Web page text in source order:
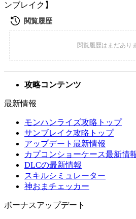
ンブレイク】
攻略コンテンツ
最新情報
モンハンライズ攻略トップ
サンブレイク攻略トップ
アップデート最新情報
カプコンショーケース最新情
DLCの最新情報
スキルシミュレーター
神おまチェッカー
ボーナスアップデート